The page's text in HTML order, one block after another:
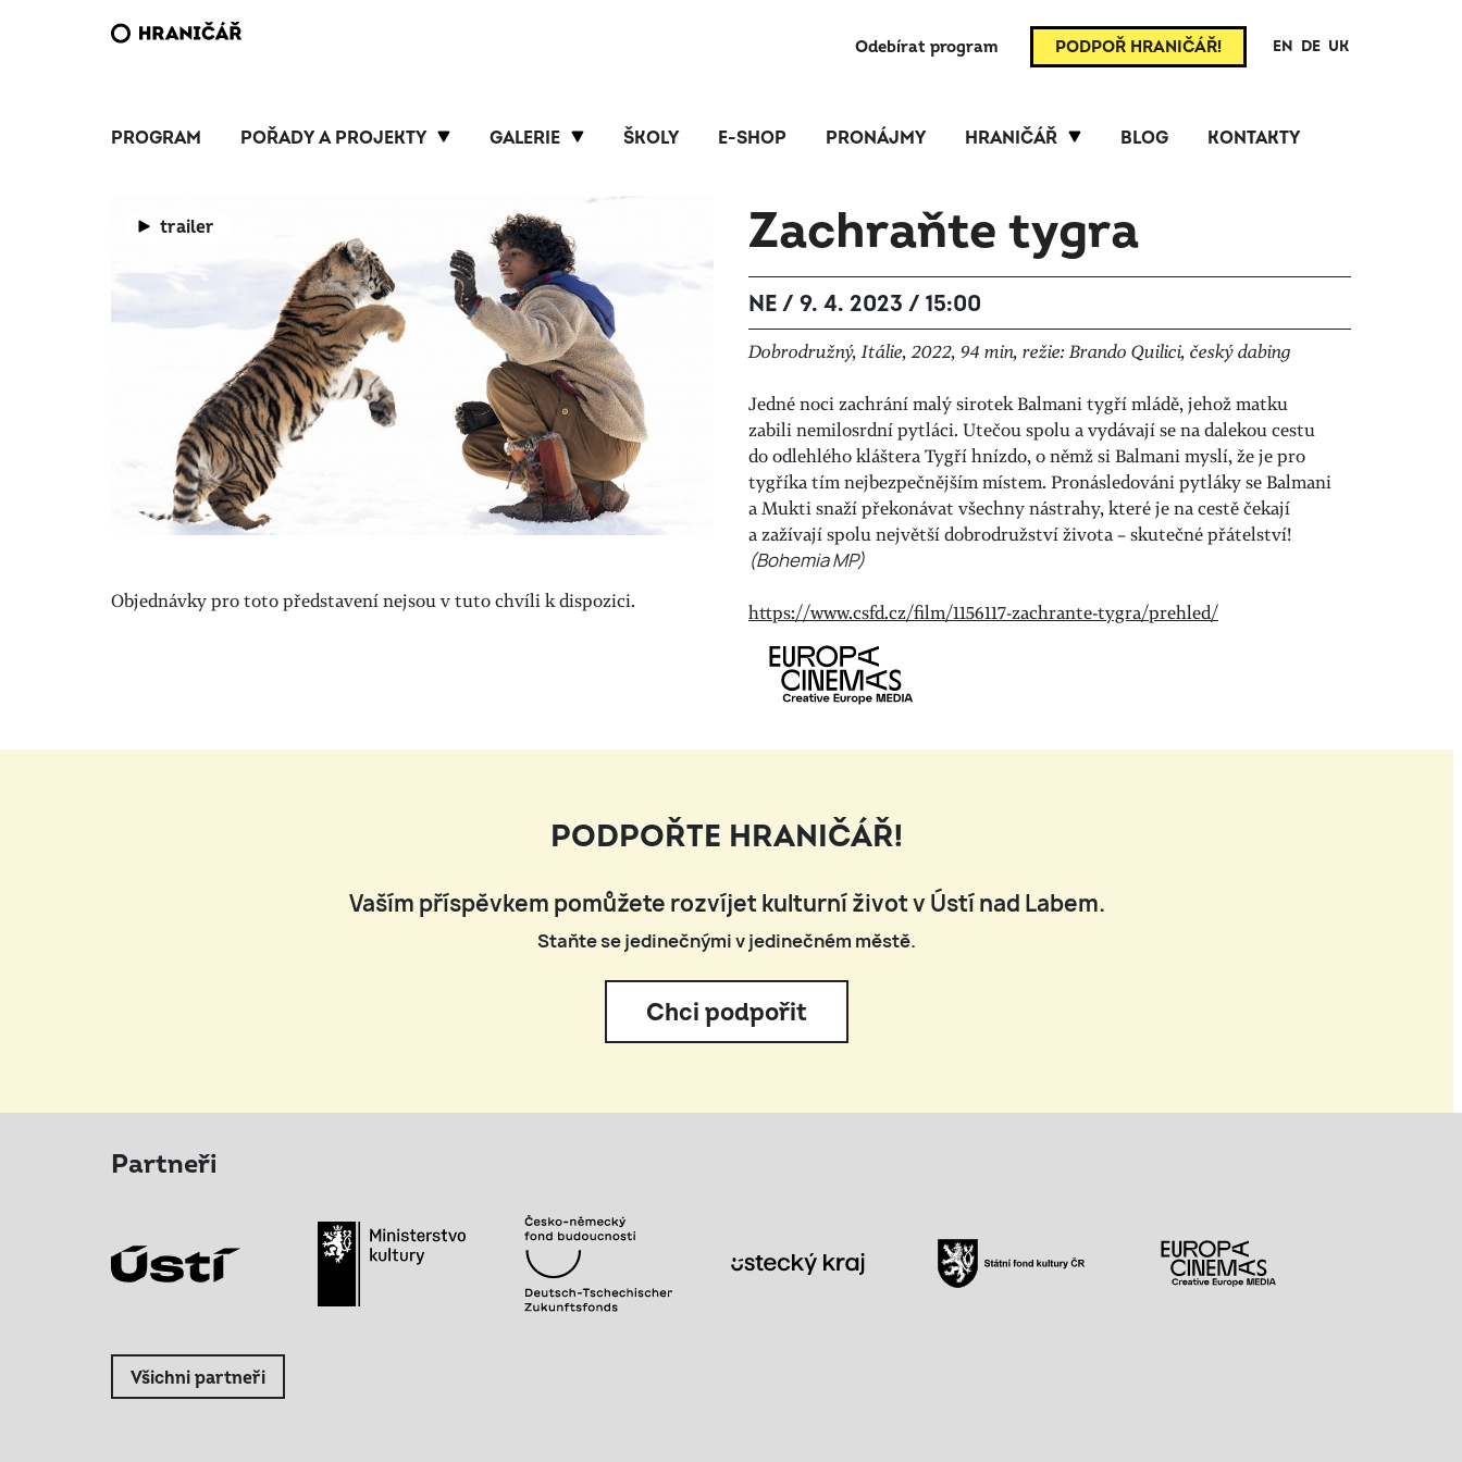
Odebírat program PODPOŘ HRANIČÁŘ! EN DE UK
PROGRAM POŘADY A PROJEKTY GALERIE ŠKOLY E-SHOP PRONÁJMY HRANIČÁŘ BLOG KONTAKTY
trailer Zachraňte tygra
NE / 9. 4. 2023 / 15:00
Dobrodružný, Itálie, 2022, 94 min, režie: Brando Quilici, český dabing
Jedné noci zachrání malý sirotek Balmani tygří mládě, jehož matku
zabili nemilosrdní pytláci. Utečou spolu a vydávají se na dalekou cestu
do odlehlého kláštera Tygří hnízdo, o němž si Balmani myslí, že je pro
tygříka tím nejbezpečnějším místem. Pronásledováni pytláky se Balmani
a Mukti snaží překonávat všechny nástrahy, které je na cestě čekají
a zažívají spolu největší dobrodružství života – skutečné přátelství!
(Bohemia MP)
https://www.csfd.cz/film/1156117-zachrante-tygra/prehled/
Objednávky pro toto představení nejsou v tuto chvíli k dispozici.
PODPOŘTE HRANIČÁŘ!
Vaším příspěvkem pomůžete rozvíjet kulturní život v Ústí nad Labem.
Staňte se jedinečnými v jedinečném městě.
Chci podpořit
Partneři
Všichni partneři